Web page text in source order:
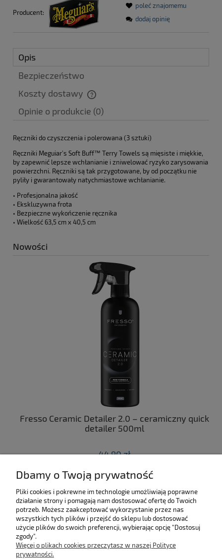
Producent:
poleć znajomemu
dodaj opinię
Opis
Bezpieczeństwo
Koszty dostawy
Cena nie zawiera ewentualnych kosztów płatności
Opinie o produkcie (0)
Ręczniki do czyszczenia i polerowana (3 sztuki)
Ręczniki Meguiar’s Soft Buff™ Terry Towels są mięsiste i miękkie,
by zapewnić lepsze wchłanianie i zniwelować ryzyko zarysowania
powierzchni. Ręczniki są tak przygotowane, by od początku nie
pyliły i gwarantowały natychmiastowe wchłanianie.
• Profesjonalna jakość
• Ekskluzywna frota
• Bezpieczne wykończenie ręcznika
• Wielkość 63,5 cm x 40,5 cm
Nowości
Fresso Ceramic Detailer 2.0 – ceramiczny quick
detailer 500ml
44,90 zł
do koszyka
SKLEP
MOJE KONTO
Dbamy o Twoją prywatność
Pliki cookies i pokrewne im technologie umożliwiają poprawne
działanie strony i pomagają nam dostosować ofertę do Twoich
potrzeb. Możesz zaakceptować wykorzystanie przez nas
wszystkich tych plików i przejść do sklepu lub dostosować
użycie plików do swoich preferencji, wybierając opcję "Dostosuj
zgody".
Więcej o plikach cookies przeczytasz w naszej Polityce
prywatności.